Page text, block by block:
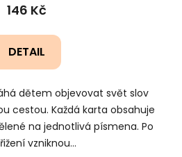
146 Kč
DETAIL
dětem objevovat svět slov
cestou. Každá karta obsahuje
na jednotlivá písmena. Po
vzniknou...